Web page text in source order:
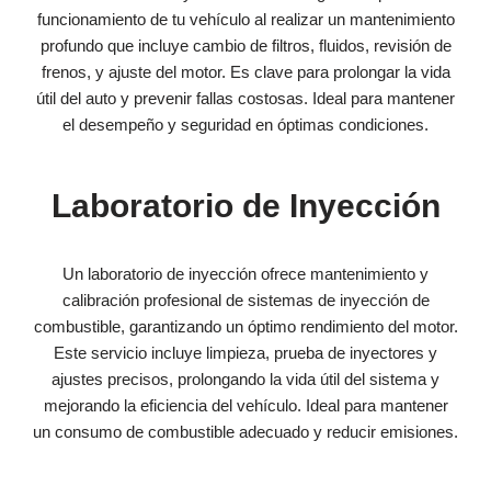
funcionamiento de tu vehículo al realizar un mantenimiento
profundo que incluye cambio de filtros, fluidos, revisión de
frenos, y ajuste del motor. Es clave para prolongar la vida
útil del auto y prevenir fallas costosas. Ideal para mantener
el desempeño y seguridad en óptimas condiciones.
Laboratorio de Inyección
Un laboratorio de inyección ofrece mantenimiento y
calibración profesional de sistemas de inyección de
combustible, garantizando un óptimo rendimiento del motor.
Este servicio incluye limpieza, prueba de inyectores y
ajustes precisos, prolongando la vida útil del sistema y
mejorando la eficiencia del vehículo. Ideal para mantener
un consumo de combustible adecuado y reducir emisiones.